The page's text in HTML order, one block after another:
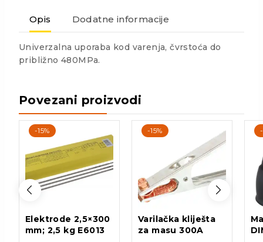
Opis Dodatne informacije
Univerzalna uporaba kod varenja, čvrstoća do
približno 480MPa.
Povezani proizvodi
-15%
Elektrode 2,5×300
mm; 2,5 kg E6013
-15%
Varilačka kliješta
za masu 300A